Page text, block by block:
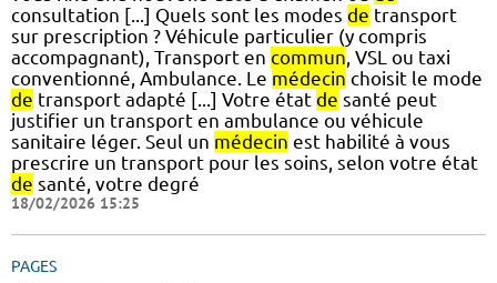
consultation [...] Quels sont les modes de transport
sur prescription ? Véhicule particulier (y compris
accompagnant), Transport en commun , VSL ou taxi
conventionné, Ambulance. Le médecin choisit le mode
de transport adapté [...] Votre état de santé peut
justifier un transport en ambulance ou véhicule
sanitaire léger. Seul un médecin est habilité à vous
prescrire un transport pour les soins, selon votre état
de santé, votre degré
18/02/2026 15:25
PAGES